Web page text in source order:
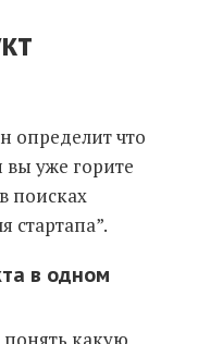
определит что
вы уже горите
поисках
стартапа”.
в одном